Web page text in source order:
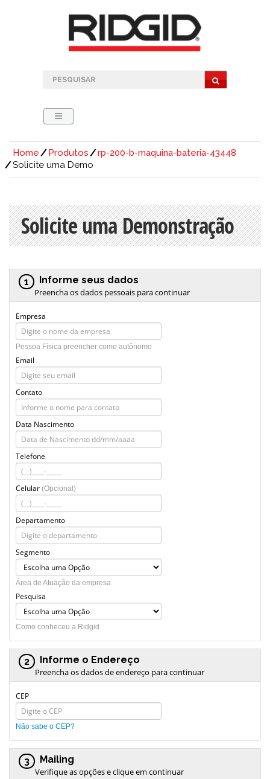
Home Produtos
rp-200-b-maquina-bateria-43448
Solicite uma Demo
Solicite uma Demonstração
1 Informe seus dados
Preencha os dados pessoais para continuar
Empresa
Pessoa Física preencher como autônomo
Email
Contato
Data Nascimento
Telefone
Celular (Opcional)
Departamento
Segmento
Área de Atuação da empresa
Pesquisa
Como conheceu a Ridgid
2 Informe o Endereço
Preencha os dados de endereço para continuar
CEP
Não sabe o CEP?
3 Mailing
Verifique as opções e clique em continuar